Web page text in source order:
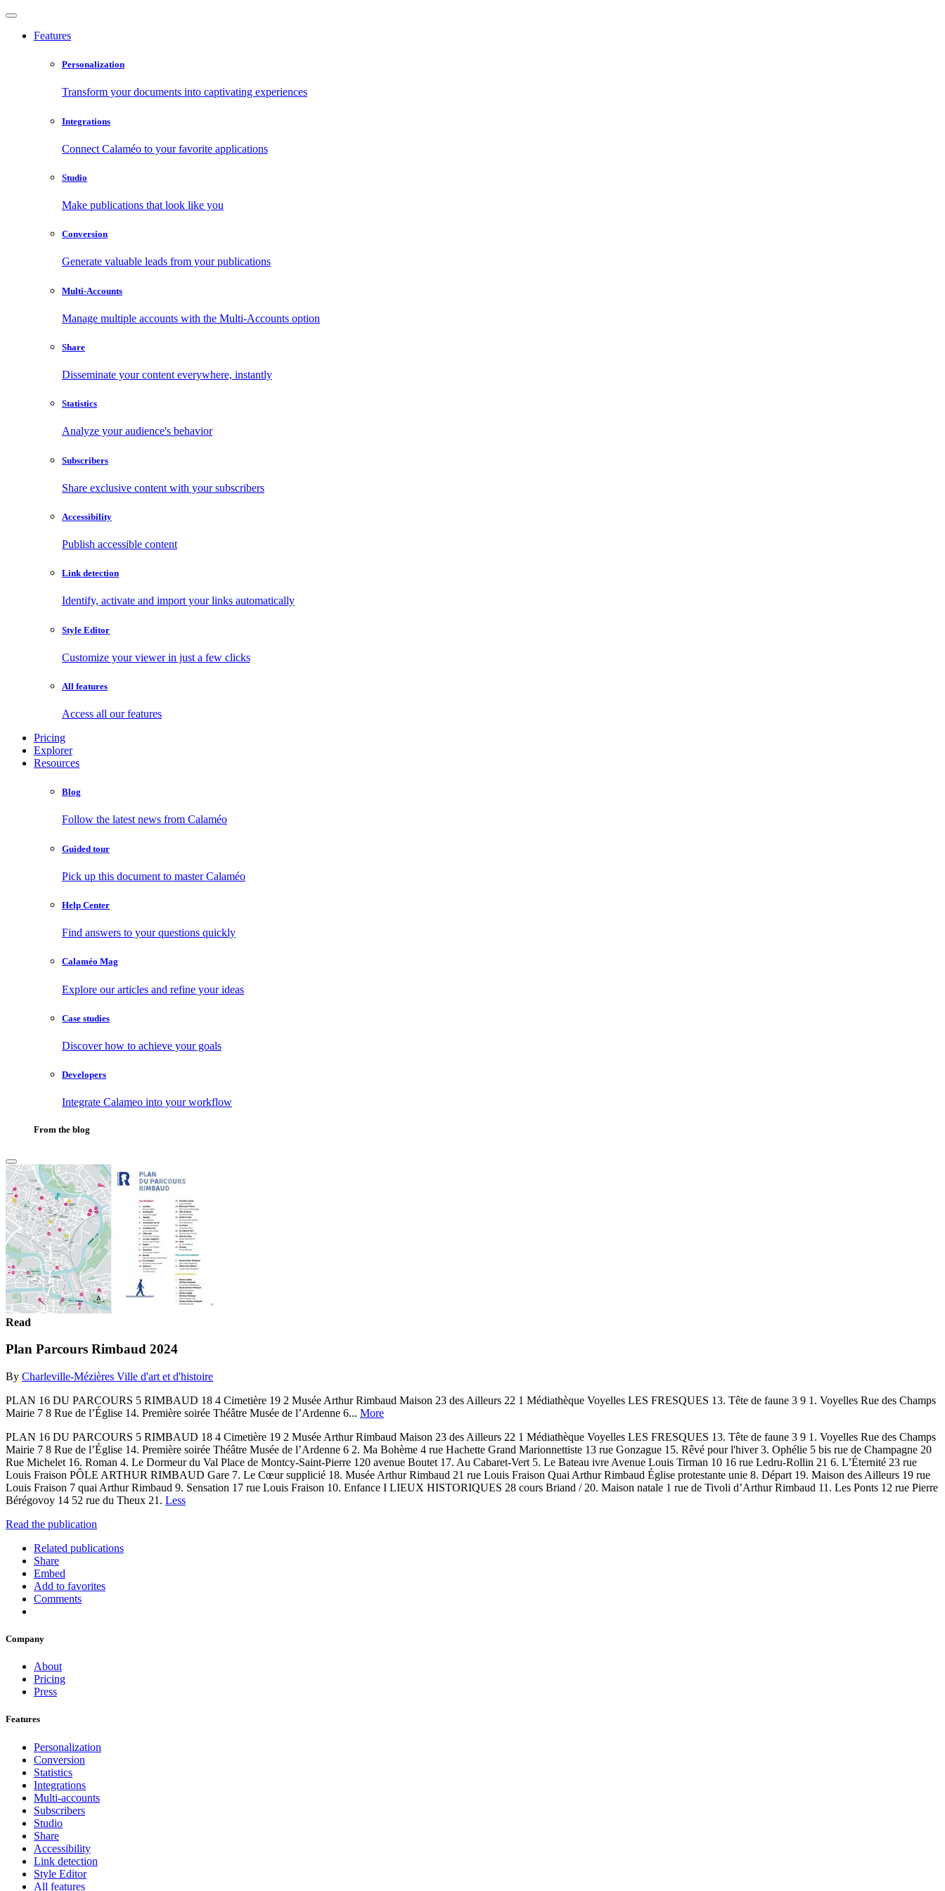
Features
Personalization
Transform your documents into captivating experiences
Integrations
Connect Calaméo to your favorite applications
Studio
Make publications that look like you
Conversion
Generate valuable leads from your publications
Multi-Accounts
Manage multiple accounts with the Multi-Accounts option
Share
Disseminate your content everywhere, instantly
Statistics
Analyze your audience's behavior
Subscribers
Share exclusive content with your subscribers
Accessibility
Publish accessible content
Link detection
Identify, activate and import your links automatically
Style Editor
Customize your viewer in just a few clicks
All features
Access all our features
Pricing
Explorer
Resources
Blog
Follow the latest news from Calaméo
Guided tour
Pick up this document to master Calaméo
Help Center
Find answers to your questions quickly
Calaméo Mag
Explore our articles and refine your ideas
Case studies
Discover how to achieve your goals
Developers
Integrate Calameo into your workflow
From the blog
Read
Plan Parcours Rimbaud 2024
By Charleville-Mézières Ville d'art et d'histoire
PLAN 16 DU PARCOURS 5 RIMBAUD 18 4 Cimetière 19 2 Musée Arthur Rimbaud Maison 23 des Ailleurs 22 1 Médiathèque Voyelles LES FRESQUES 13. Tête de faune 3 9 1. Voyelles Rue des Champs
Mairie 7 8 Rue de l’Église 14. Première soirée Théâtre Musée de l’Ardenne 6... More
PLAN 16 DU PARCOURS 5 RIMBAUD 18 4 Cimetière 19 2 Musée Arthur Rimbaud Maison 23 des Ailleurs 22 1 Médiathèque Voyelles LES FRESQUES 13. Tête de faune 3 9 1. Voyelles Rue des Champs
Mairie 7 8 Rue de l’Église 14. Première soirée Théâtre Musée de l’Ardenne 6 2. Ma Bohème 4 rue Hachette Grand Marionnettiste 13 rue Gonzague 15. Rêvé pour l'hiver 3. Ophélie 5 bis rue de Champagne 20
Rue Michelet 16. Roman 4. Le Dormeur du Val Place de Montcy-Saint-Pierre 120 avenue Boutet 17. Au Cabaret-Vert 5. Le Bateau ivre Avenue Louis Tirman 10 16 rue Ledru-Rollin 21 6. L’Éternité 23 rue
Louis Fraison PÔLE ARTHUR RIMBAUD Gare 7. Le Cœur supplicié 18. Musée Arthur Rimbaud 21 rue Louis Fraison Quai Arthur Rimbaud Église protestante unie 8. Départ 19. Maison des Ailleurs 19 rue
Louis Fraison 7 quai Arthur Rimbaud 9. Sensation 17 rue Louis Fraison 10. Enfance I LIEUX HISTORIQUES 28 cours Briand / 20. Maison natale 1 rue de Tivoli d’Arthur Rimbaud 11. Les Ponts 12 rue Pierre
Bérégovoy 14 52 rue du Theux 21. Less
Read the publication
Related publications
Share
Embed
Add to favorites
Comments
Company
About
Pricing
Press
Features
Personalization
Conversion
Statistics
Integrations
Multi-accounts
Subscribers
Studio
Share
Accessibility
Link detection
Style Editor
All features